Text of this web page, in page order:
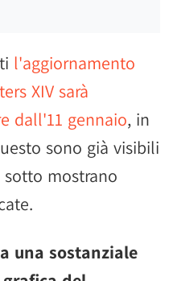
l'aggiornamento
XIV sarà
dall'11 gennaio, in
sono già visibili
mostrano
una sostanziale